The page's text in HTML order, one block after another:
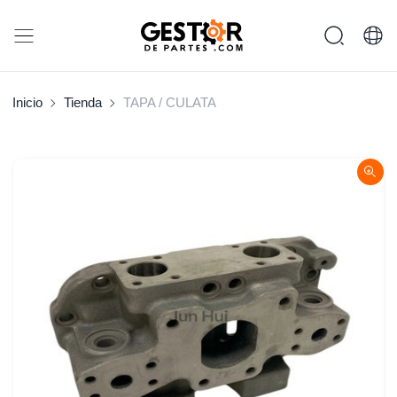
Inicio Tienda TAPA / CULATA